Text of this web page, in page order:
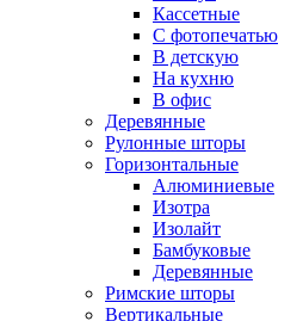
Кассетные
С фотопечатью
В детскую
На кухню
В офис
Деревянные
Рулонные шторы
Горизонтальные
Алюминиевые
Изотра
Изолайт
Бамбуковые
Деревянные
Римские шторы
Вертикальные